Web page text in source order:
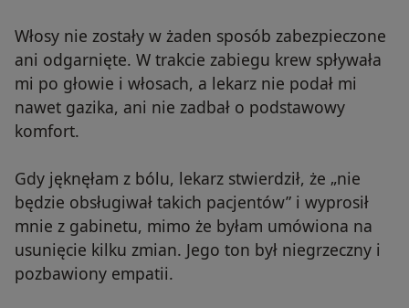
Włosy nie zostały w żaden sposób zabezpieczone
ani odgarnięte. W trakcie zabiegu krew spływała
mi po głowie i włosach, a lekarz nie podał mi
nawet gazika, ani nie zadbał o podstawowy
komfort.
Gdy jęknęłam z bólu, lekarz stwierdził, że „nie
będzie obsługiwał takich pacjentów” i wyprosił
mnie z gabinetu, mimo że byłam umówiona na
usunięcie kilku zmian. Jego ton był niegrzeczny i
pozbawiony empatii.